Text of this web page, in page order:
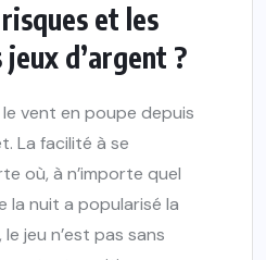
et les
d’argent ?
vent en poupe depuis
La facilité à se
où, à n’importe quel
la nuit a popularisé la
jeu n’est pas sans